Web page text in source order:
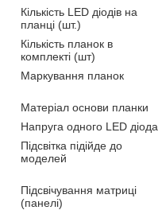
Кількість LED діодів на
планці (шт.)
Кількість планок в
комплекті (шт)
Маркування планок
Матеріал основи планки
Напруга одного LED діода
Підсвітка підійде до
моделей
Підсвічування матриці
(панелі)